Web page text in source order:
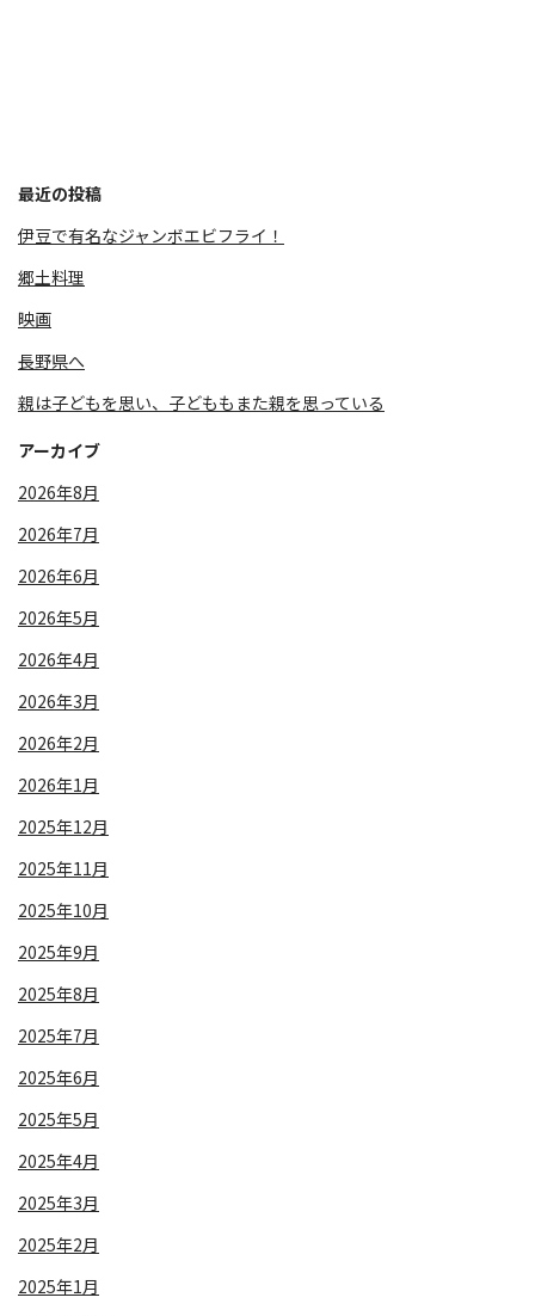
最近の投稿
伊豆で有名なジャンボエビフライ！
郷土料理
映画
長野県へ
親は子どもを思い、子どももまた親を思っている
アーカイブ
2026年8月
2026年7月
2026年6月
2026年5月
2026年4月
2026年3月
2026年2月
2026年1月
2025年12月
2025年11月
2025年10月
2025年9月
2025年8月
2025年7月
2025年6月
2025年5月
2025年4月
2025年3月
2025年2月
2025年1月